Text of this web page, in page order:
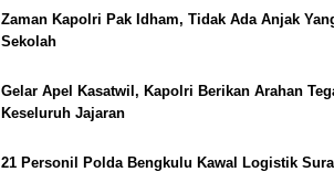
i
o
s
Zaman Kapolri Pak Idham, Tidak Ada Anjak
Sekolah
Gelar Apel Kasatwil, Kapolri Berikan Arahan
Keseluruh Jajaran
21 Personil Polda Bengkulu Kawal Logistik